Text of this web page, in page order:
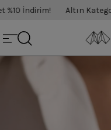
İndirim! Altın